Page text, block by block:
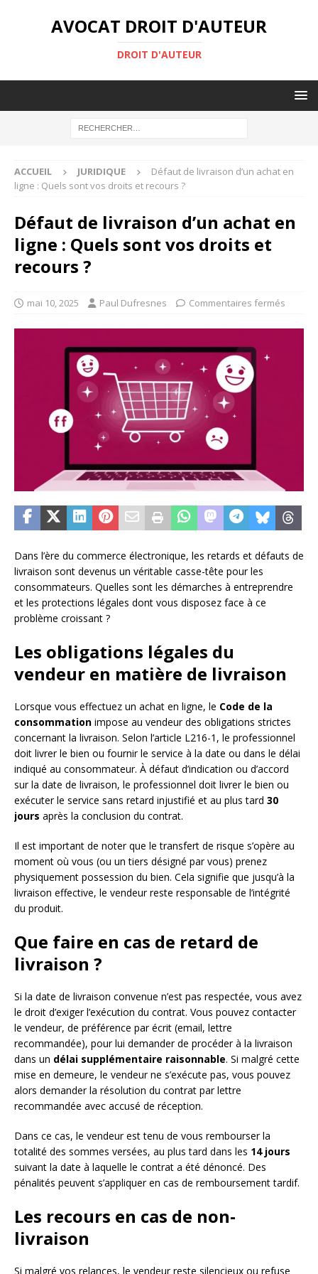
AVOCAT DROIT D'AUTEUR
DROIT D'AUTEUR
ACCUEIL JURIDIQUE
Défaut de livraison d’un achat en
ligne : Quels sont vos droits et recours ?
Défaut de livraison d’un achat en
ligne : Quels sont vos droits et
recours ?
mai 10, 2025 Paul Dufresnes Commentaires fermés
Dans l’ère du commerce électronique, les retards et défauts de
livraison sont devenus un véritable casse-tête pour les
consommateurs. Quelles sont les démarches à entreprendre
et les protections légales dont vous disposez face à ce
problème croissant ?
Les obligations légales du
vendeur en matière de livraison
Lorsque vous effectuez un achat en ligne, le Code de la
consommation impose au vendeur des obligations strictes
concernant la livraison. Selon l’article L216-1, le professionnel
doit livrer le bien ou fournir le service à la date ou dans le délai
indiqué au consommateur. À défaut d’indication ou d’accord
sur la date de livraison, le professionnel doit livrer le bien ou
exécuter le service sans retard injustifié et au plus tard 30
jours après la conclusion du contrat.
Il est important de noter que le transfert de risque s’opère au
moment où vous (ou un tiers désigné par vous) prenez
physiquement possession du bien. Cela signifie que jusqu’à la
livraison effective, le vendeur reste responsable de l’intégrité
du produit.
Que faire en cas de retard de
livraison ?
Si la date de livraison convenue n’est pas respectée, vous avez
le droit d’exiger l’exécution du contrat. Vous pouvez contacter
le vendeur, de préférence par écrit (email, lettre
recommandée), pour lui demander de procéder à la livraison
dans un délai supplémentaire raisonnable. Si malgré cette
mise en demeure, le vendeur ne s’exécute pas, vous pouvez
alors demander la résolution du contrat par lettre
recommandée avec accusé de réception.
Dans ce cas, le vendeur est tenu de vous rembourser la
totalité des sommes versées, au plus tard dans les 14 jours
suivant la date à laquelle le contrat a été dénoncé. Des
pénalités peuvent s’appliquer en cas de remboursement tardif.
Les recours en cas de non-
livraison
Si malgré vos relances, le vendeur reste silencieux ou refuse